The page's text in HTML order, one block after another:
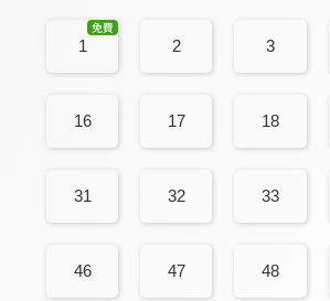
1 2 3
16 17 18
31 32 33
46 47 48